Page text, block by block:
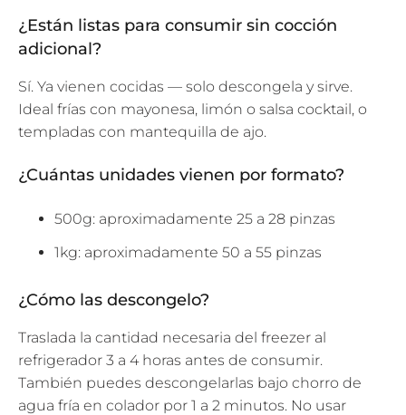
¿Están listas para consumir sin cocción
adicional?
Sí. Ya vienen cocidas — solo descongela y sirve.
Ideal frías con mayonesa, limón o salsa cocktail, o
templadas con mantequilla de ajo.
¿Cuántas unidades vienen por formato?
500g: aproximadamente 25 a 28 pinzas
1kg: aproximadamente 50 a 55 pinzas
¿Cómo las descongelo?
Traslada la cantidad necesaria del freezer al
refrigerador 3 a 4 horas antes de consumir.
También puedes descongelarlas bajo chorro de
agua fría en colador por 1 a 2 minutos. No usar